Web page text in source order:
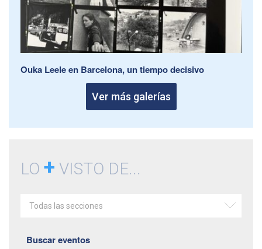
Ouka Leele en Barcelona, un tiempo decisivo
Ver más galerías
LO + VISTO DE...
Todas las secciones
Buscar eventos